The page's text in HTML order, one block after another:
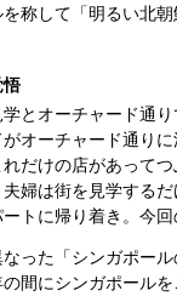
称して「明るい北
悟
とオーチャード通
オーチャード通り
だけの店があって
婦は街を見学する
トに帰り着き。今回
った「シンガポー
間にシンガポール